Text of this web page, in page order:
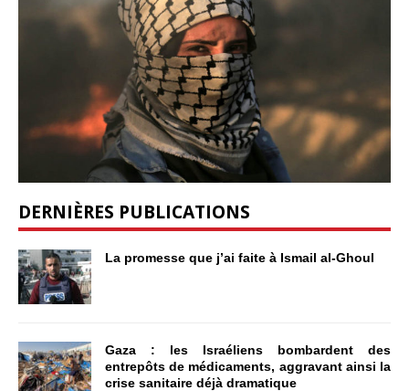
DERNIÈRES PUBLICATIONS
La promesse que j’ai faite à Ismail al-Ghoul
Gaza : les Israéliens bombardent des
entrepôts de médicaments, aggravant ainsi la
crise sanitaire déjà dramatique